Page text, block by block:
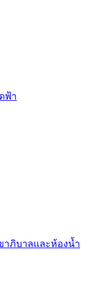
ฟ้า
าภิบาลและห้องน้ำ
า
ภิบาลและห้องน้ำ
บ้าน อาคาร